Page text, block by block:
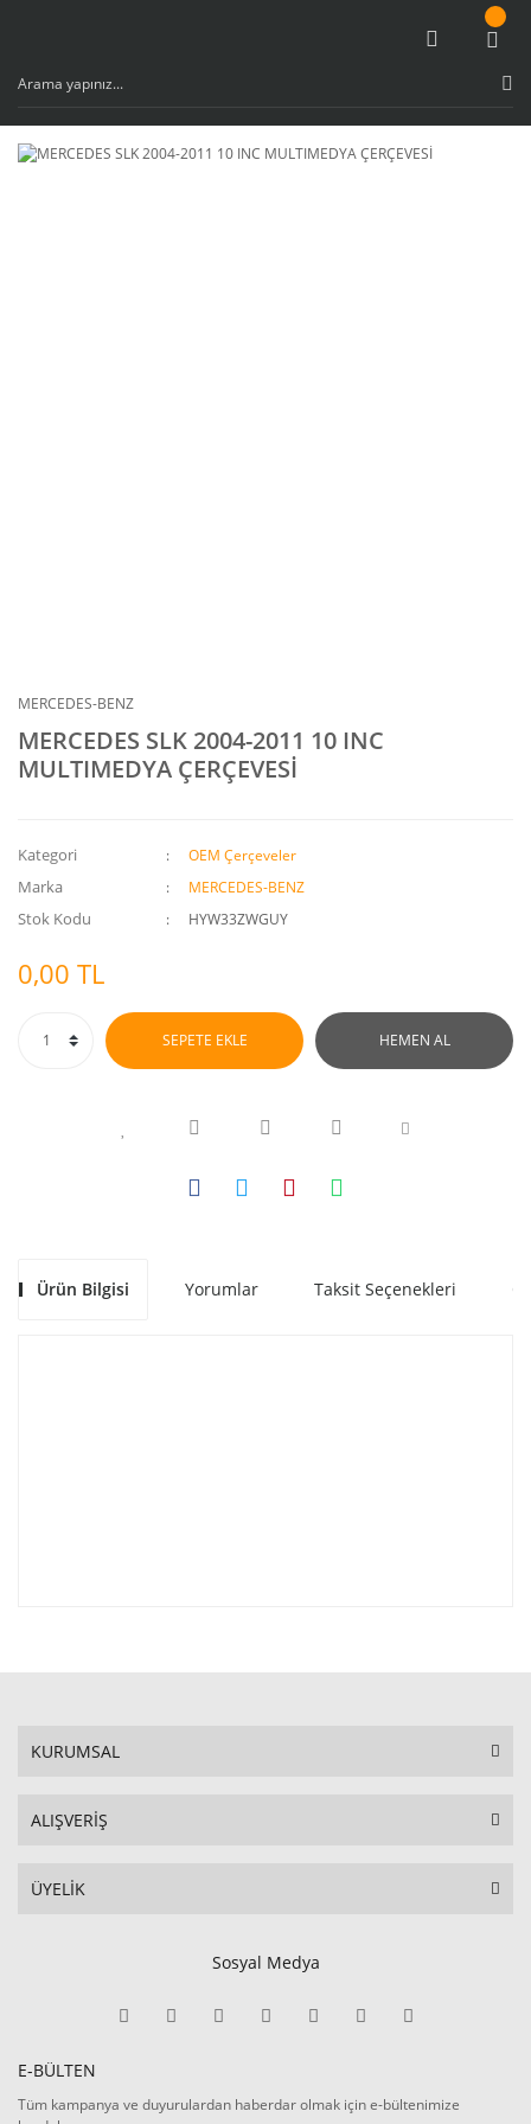
MERCEDES-BENZ
MERCEDES SLK 2004-2011 10 INC
MULTIMEDYA ÇERÇEVESİ
Kategori OEM Çerçeveler
Marka MERCEDES-BENZ
Stok Kodu HYW33ZWGUY
0,00 TL
SEPETE EKLE HEMEN AL
Ürün Bilgisi Yorumlar Taksit Seçenekleri
KURUMSAL
ALIŞVERİŞ
ÜYELİK
Sosyal Medya
E-BÜLTEN
Tüm kampanya ve duyurulardan haberdar olmak için e-bültenimize